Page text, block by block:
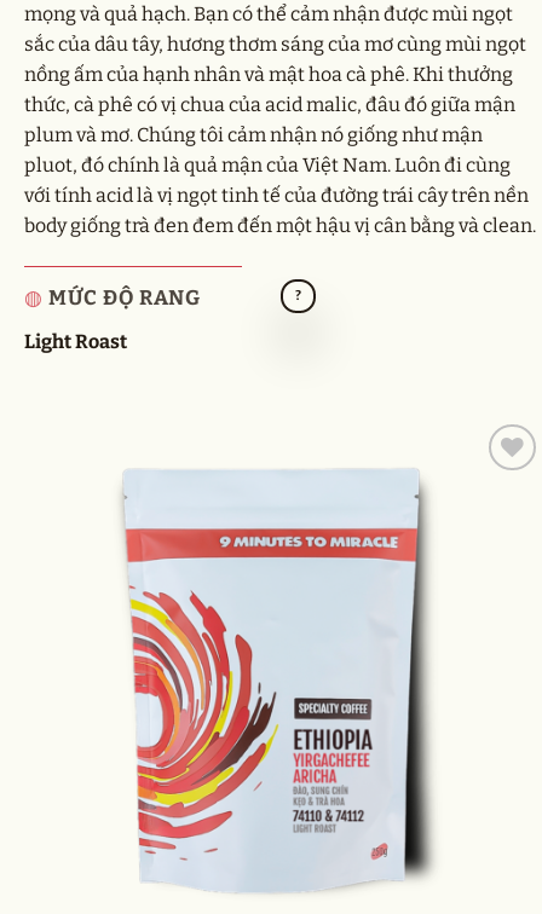
mọng và quả hạch. Bạn có thể cảm nhận được mùi ngọt
sắc của dâu tây, hương thơm sáng của mơ cùng mùi ngọt
nồng ấm của hạnh nhân và mật hoa cà phê. Khi thưởng
thức, cà phê có vị chua của acid malic, đâu đó giữa mận
plum và mơ. Chúng tôi cảm nhận nó giống như mận
pluot, đó chính là quả mận của Việt Nam. Luôn đi cùng
với tính acid là vị ngọt tinh tế của đường trái cây trên nền
body giống trà đen đem đến một hậu vị cân bằng và clean.
◍ MỨC ĐỘ RANG ?
Light Roast